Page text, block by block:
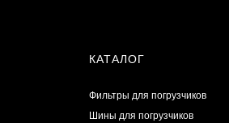
КАТАЛОГ
Фильтры для погрузчиков
Шины для погрузчиков